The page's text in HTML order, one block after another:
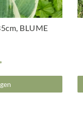
BLUME